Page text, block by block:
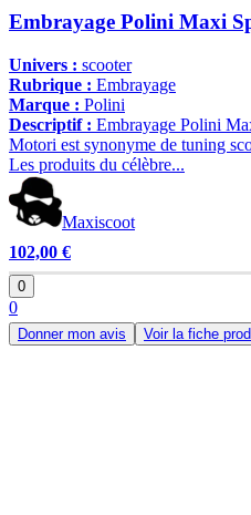
Embrayage Polini Maxi
Univers : scooter
Rubrique : Embrayage
Marque : Polini
Descriptif : Embrayage Polini
Motori est synonyme de tuning
Les produits du célèbre...
Maxiscoot
102,00 €
0
0
Donner mon avis Voir la fiche